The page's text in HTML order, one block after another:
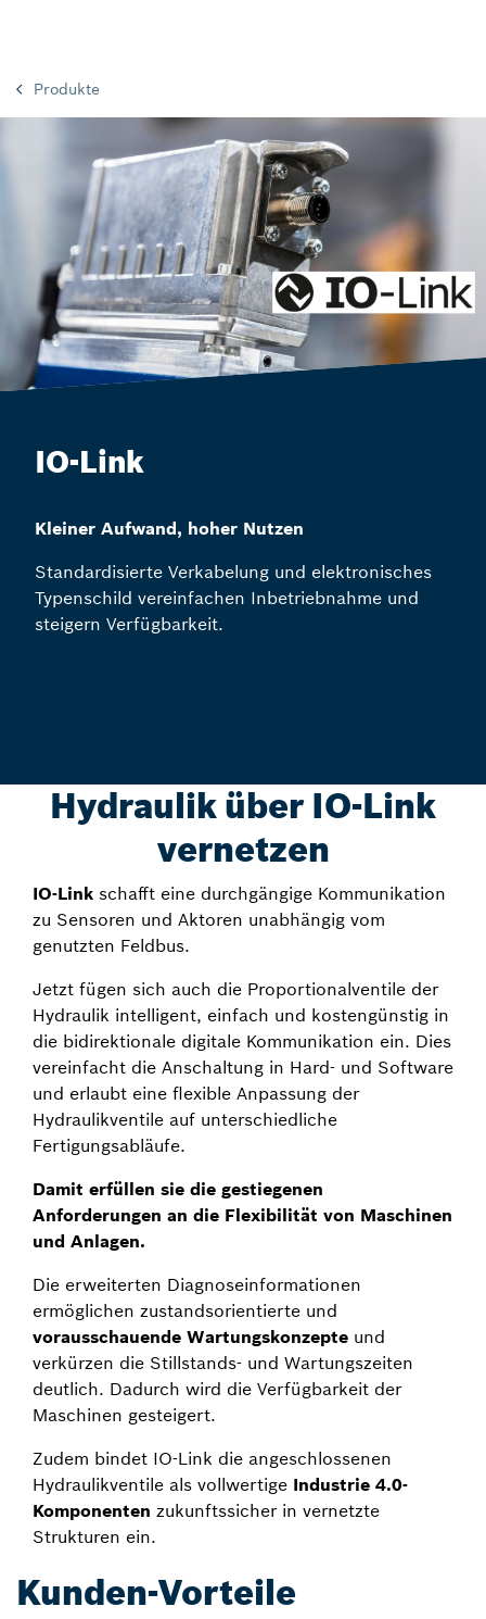
Produkte
IO-Link
Kleiner Aufwand, hoher Nutzen
Standardisierte Verkabelung und elektronisches
Typenschild vereinfachen Inbetriebnahme und
steigern Verfügbarkeit.
Hydraulik über IO-Link
vernetzen
IO-Link schafft eine durchgängige Kommunikation
zu Sensoren und Aktoren unabhängig vom
genutzten Feldbus.
Jetzt fügen sich auch die Proportionalventile der
Hydraulik intelligent, einfach und kostengünstig in
die bidirektionale digitale Kommunikation ein. Dies
vereinfacht die Anschaltung in Hard- und Software
und erlaubt eine flexible Anpassung der
Hydraulikventile auf unterschiedliche
Fertigungsabläufe.
Damit erfüllen sie die gestiegenen
Anforderungen an die Flexibilität von Maschinen
und Anlagen.
Die erweiterten Diagnoseinformationen
ermöglichen zustandsorientierte und
vorausschauende Wartungskonzepte und
verkürzen die Stillstands- und Wartungszeiten
deutlich. Dadurch wird die Verfügbarkeit der
Maschinen gesteigert.
Zudem bindet IO-Link die angeschlossenen
Hydraulikventile als vollwertige Industrie 4.0-
Komponenten zukunftssicher in vernetzte
Strukturen ein.
Kunden-Vorteile